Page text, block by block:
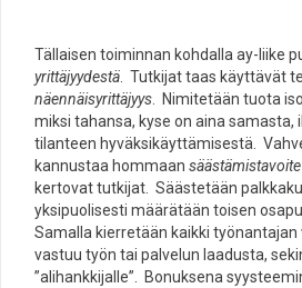
Tällaisen toiminnan kohdalla ay-liike
yrittäjyydestä . Tutkijat taas käyttävät
näennäisyrittäjyys . Nimitetään tuota
miksi tahansa, kyse on aina samasta,
tilanteen hyväksikäyttämisestä.
kannustaa hommaan säästämistavoite
kertovat tutkijat. Säästetään
yksipuolisesti määrätään toisen
Samalla kierretään kaikki
vastuu työn tai palvelun laadusta,
”alihankkijalle”. Bonuksena